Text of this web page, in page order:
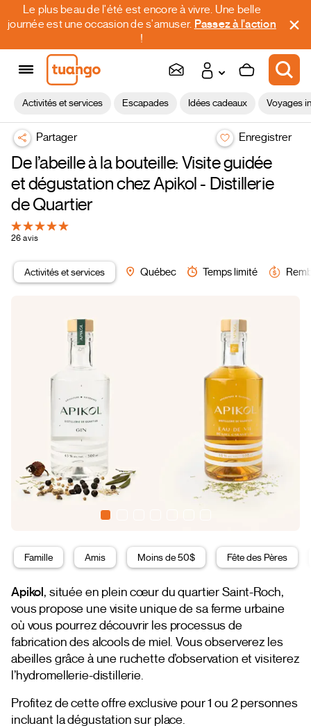
Le plus beau de l'été est encore à vivre. Une belle
journée est une occasion de s'amuser. Passez à l'action
!
Activités et services Escapades Idées cadeaux Voyages
Partager Enregistrer
De l’abeille à la bouteille: Visite guidée
et dégustation chez Apikol - Distillerie
de Quartier
26 avis
Activités et services Québec Temps limité
Famille Amis Moins de 50$ Fête des Pères
Apikol, située en plein cœur du quartier Saint-Roch,
vous propose une visite unique de sa ferme urbaine
où vous pourrez découvrir les processus de
fabrication des alcools de miel. Vous observerez les
abeilles grâce à une ruchette d’observation et visiterez
l’hydromellerie-distillerie.
Profitez de cette offre exclusive pour 1 ou 2 personnes
incluant la dégustation sur place.